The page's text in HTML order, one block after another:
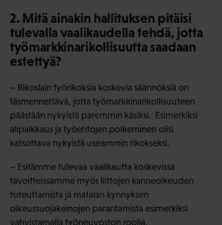
2. Mitä ainakin hallituksen pitäisi
tulevalla vaalikaudella tehdä, jotta
työmarkkinarikollisuutta saadaan
estettyä?
– Rikoslain työrikoksia koskevia säännöksiä on
täsmennettävä, jotta työmarkkinarikollisuuteen
päästään nykyistä paremmin käsiksi. Esimerkiksi
alipalkkaus ja työehtojen polkeminen olisi
katsottava nykyistä useammin rikokseksi.
– Esitämme tulevaa vaalikautta koskevissa
tavoitteissamme myös liittojen kanneoikeuden
toteuttamista ja matalan kynnyksen
oikeussuojakeinojen parantamista esimerkiksi
vahvistamalla työneuvoston roolia.